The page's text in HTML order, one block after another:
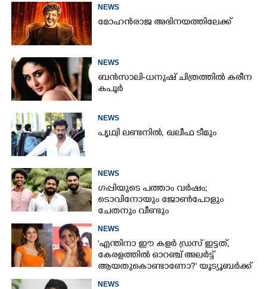
NEWS
മോഹൻരാജ അഭിനയത്തിലേക്ക്
NEWS
ബൻസാലി-ധനുഷ് ചിത്രത്തിൽ കരീന
കപൂർ
NEWS
പൃഥ്വി ലണ്ടനിൽ, ഖലീഫ ടീമും
NEWS
ഗപ്പിയുടെ പത്താം വർഷം;​
ടൊവിനോയും ജോൺപോളും
ചേതനും വീണ്ടും
NEWS
'എന്തിനാ ഈ കളർ ഡ്രസ് ഇട്ടത്,
കേരളത്തിൽ ഓറഞ്ച് അല‌ർട്ട്
ആയതുകൊണ്ടാണോ?' യൂട്യൂബർക്ക്
ചുട്ടമറുപടിയുമായി പ്രിയ
NEWS